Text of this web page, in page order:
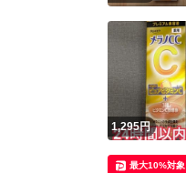
1,295円
最大10%対象